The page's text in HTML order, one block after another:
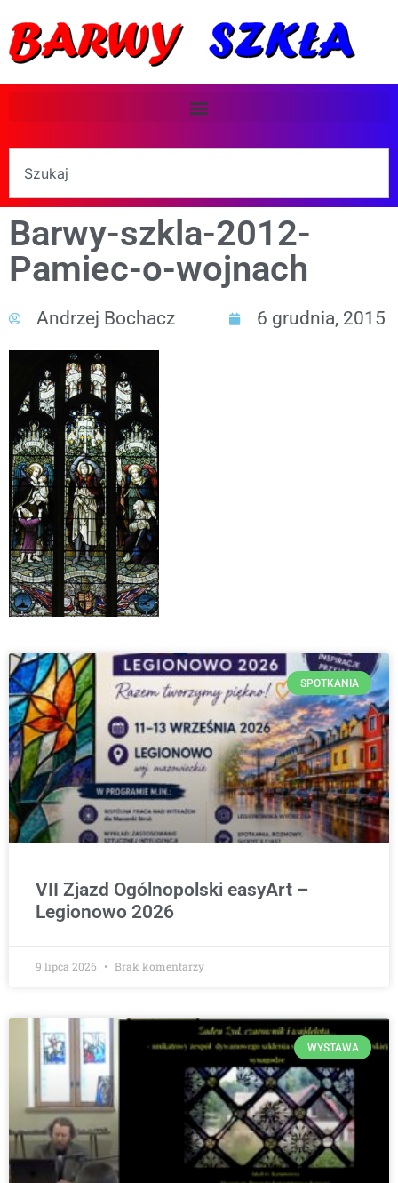
Barwy-szkla-2012-
Pamiec-o-wojnach
Andrzej Bochacz 6 grudnia, 2015
SPOTKANIA
VII Zjazd Ogólnopolski easyArt –
Legionowo 2026
9 lipca 2026 Brak komentarzy
WYSTAWA